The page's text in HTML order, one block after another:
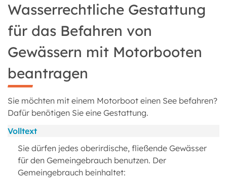
Wasserrechtliche Gestattung
für das Befahren von
Gewässern mit Motorbooten
beantragen
Sie möchten mit einem Motorboot einen See befahren?
Dafür benötigen Sie eine Gestattung.
Volltext
Sie dürfen jedes oberirdische, fließende Gewässer
für den Gemeingebrauch benutzen. Der
Gemeingebrauch beinhaltet: